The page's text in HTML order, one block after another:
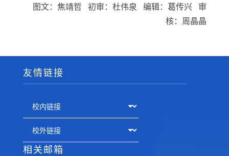
图文：焦靖哲 初审：杜伟泉 编辑：葛传兴 审
核：周晶晶
友情链接
相关邮箱